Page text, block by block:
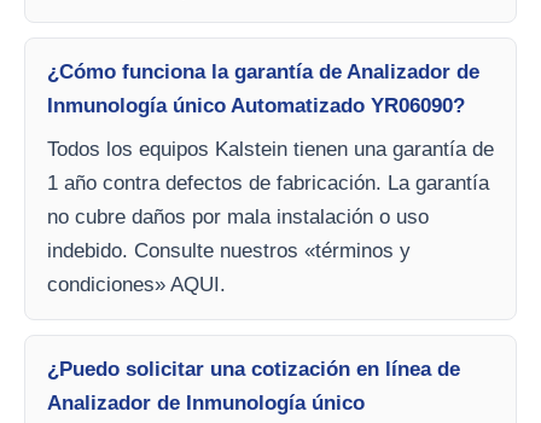
¿Cómo funciona la garantía de Analizador de
Inmunología único Automatizado YR06090?
Todos los equipos Kalstein tienen una garantía de
1 año contra defectos de fabricación. La garantía
no cubre daños por mala instalación o uso
indebido. Consulte nuestros «términos y
condiciones» AQUI.
¿Puedo solicitar una cotización en línea de
Analizador de Inmunología único